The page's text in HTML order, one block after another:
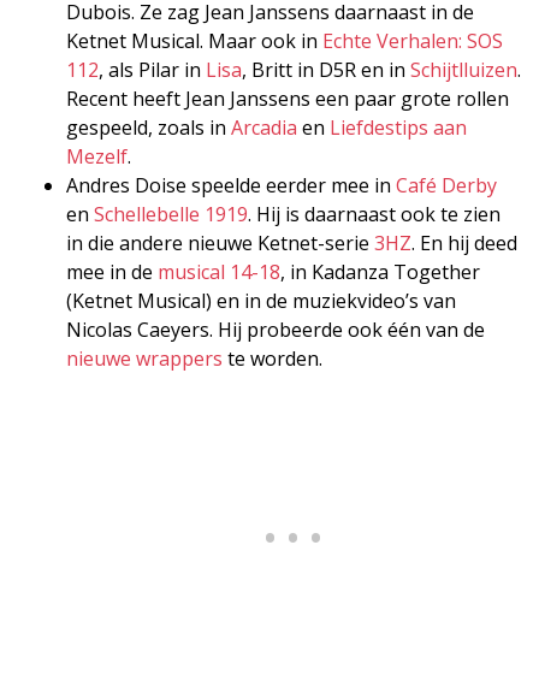
Dubois. Ze zag Jean Janssens daarnaast in de
Ketnet Musical. Maar ook in Echte Verhalen: SOS
112, als Pilar in Lisa, Britt in D5R en in Schijtlluizen.
Recent heeft Jean Janssens een paar grote rollen
gespeeld, zoals in Arcadia en Liefdestips aan
Mezelf.
Andres Doise speelde eerder mee in Café Derby
en Schellebelle 1919. Hij is daarnaast ook te zien
in die andere nieuwe Ketnet-serie 3HZ. En hij deed
mee in de musical 14-18, in Kadanza Together
(Ketnet Musical) en in de muziekvideo’s van
Nicolas Caeyers. Hij probeerde ook één van de
nieuwe wrappers te worden.